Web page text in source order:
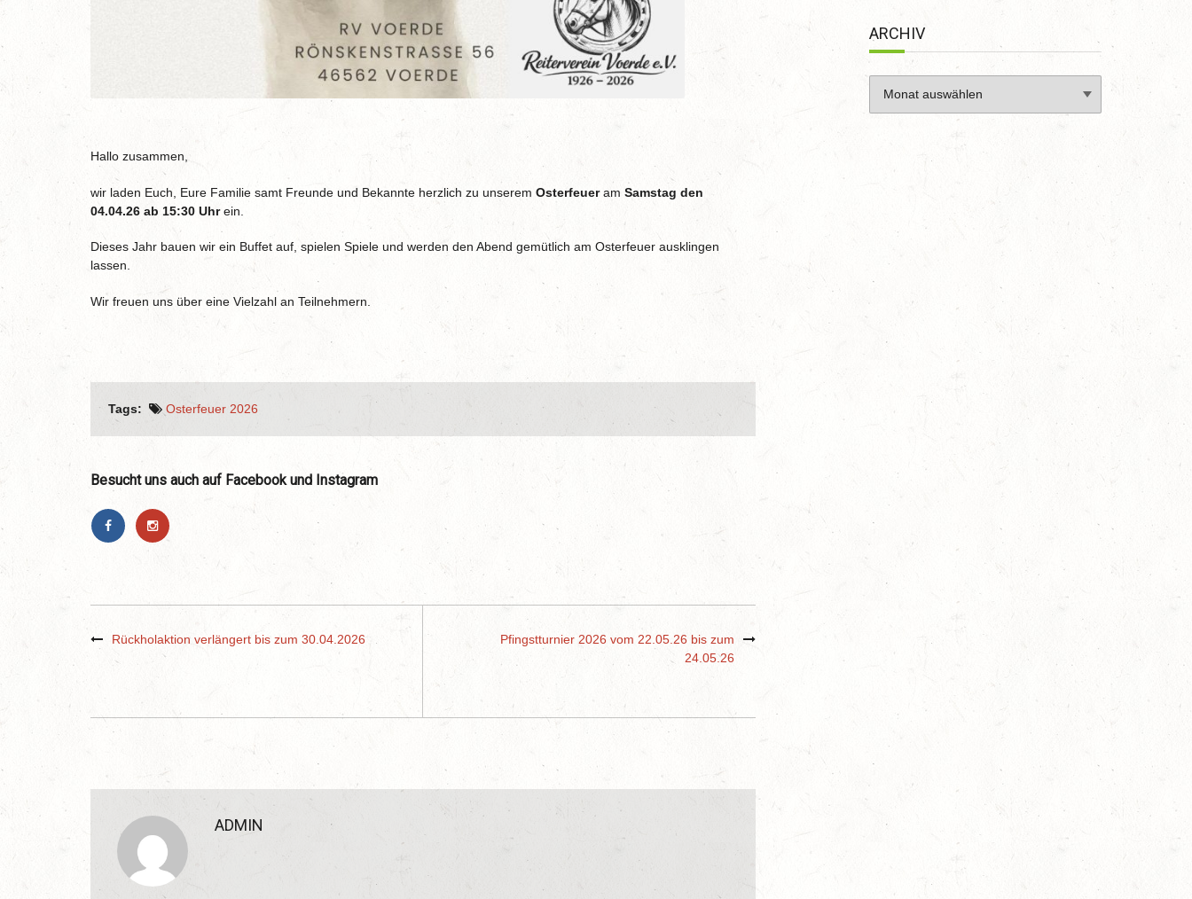
Hallo zusammen,
wir laden Euch, Eure Familie samt Freunde und Bekannte herzlich zu unserem Osterfeueram Samstag den
04.04.26 ab 15:30 Uhrein.
Dieses Jahr bauen wir ein Buffet auf, spielen Spiele und werden den Abend gemütlich am Osterfeuer ausklingen
lassen.
Wir freuen uns über eine Vielzahl an Teilnehmern.
Tags: Osterfeuer 2026
Besucht uns auch auf Facebook und Instagram
Rückholaktion verlängert bis zum 30.04.2026
Pfingstturnier 2026 vom 22.05.26 bis zum
24.05.26
ADMIN
ARCHIV